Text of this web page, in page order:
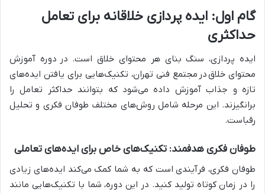
گام اول: ایده پردازی خلاقانه برای تعامل
حداکثری
ایده پردازی، سنگ بنای هر محتوای خلاق است. در دوره آموزش
محتوای خلاقدر مجتمع فنی تهران، تکنیک‌هایی برای یافتن ایده‌های
تازه و جذاب آموزش داده می‌شود که بتوانند حداکثر تعامل را
برانگیزند. این مرحله شامل روش‌های مختلف طوفان فکری و تحلیل
رقباست.
طوفان فکری هدفمند: تکنیک‌های خاص برای ایده‌های تعاملی
طوفان فکری، فرآیندی است که به شما کمک می‌کند ایده‌های زیادی
را در زمان کوتاه تولید کنید. در این دوره، شما با تکنیک‌هایی مانند